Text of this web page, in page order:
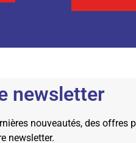
newsletter
nouveautés, des
newsletter.